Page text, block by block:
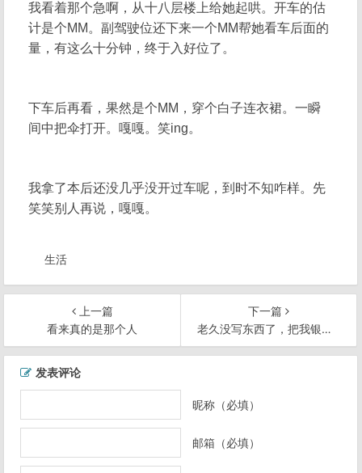
我看着那个急啊，从十八层楼上给她起哄。开车的估
计是个MM。副驾驶位还下来一个MM帮她看车后面的
量，有这么十分钟，终于入好位了。
下车后再看，果然是个MM，穿个白子连衣裙。一瞬
间中把伞打开。嘎嘎。笑ing。
我拿了本后还没几乎没开过车呢，到时不知咋样。先
笑笑别人再说，嘎嘎。
生活
上一篇
看来真的是那个人
下一篇
老久没写东西了，把我银行密码记在这吧
发表评论
昵称（必填）
邮箱（必填）